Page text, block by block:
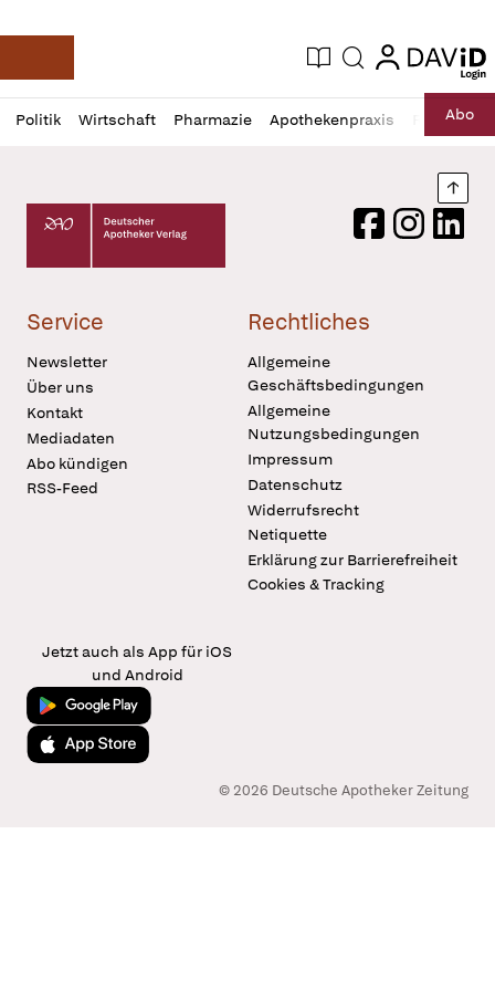
Deutsche Apotheker Zeitung
Aktuelle Ausgabe
Suche login
login
Politik Wirtschaft Pharmazie Apothekenpraxis RechtAbo
Profil
öffnen
Daz
Pur
Deutscher Apotheker Verlag Logo
FacebookInstagram
Service
Newsletter
Über uns
Kontakt
Mediadaten
Abo kündigen
RSS-Feed
Rechtliches
Allgemeine
Geschäftsbedingungen
Allgemeine
Nutzungsbedingungen
Impressum
Datenschutz
Widerrufsrecht
Netiquette
Erklärung zur Barrierefreiheit
Cookies & Tracking
Jetzt auch als App für iOS
und Android
Jetzt bei Google Play
Laden im App Store
© 2026 Deutsche Apotheker Zeitung